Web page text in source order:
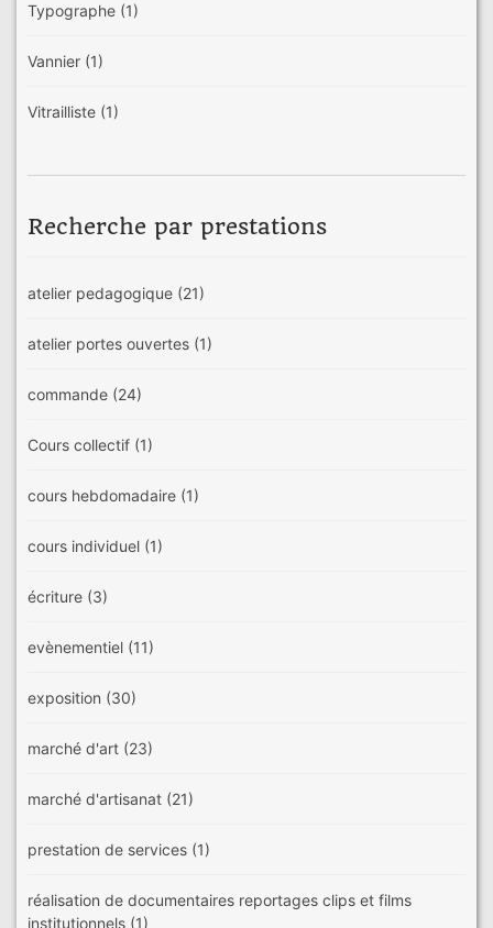
Typographe (1)
Vannier (1)
Vitrailliste (1)
Recherche par prestations
atelier pedagogique (21)
atelier portes ouvertes (1)
commande (24)
Cours collectif (1)
cours hebdomadaire (1)
cours individuel (1)
écriture (3)
evènementiel (11)
exposition (30)
marché d'art (23)
marché d'artisanat (21)
prestation de services (1)
réalisation de documentaires reportages clips et films
institutionnels (1)